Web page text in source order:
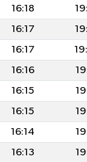
16:18
16:17
16:17
16:16
16:15
16:15
16:14
16:13